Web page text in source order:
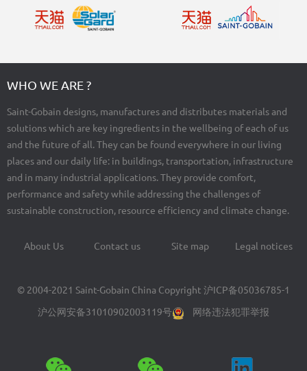
WHO WE ARE ?
Saint-Gobain designs, manufactures and distributes materials and
solutions which are key ingredients in the wellbeing of each of us
and the future of all. They can be found everywhere in our living
places and our daily life: in buildings, transportation, infrastructure
and in many industrial applications. They provide comfort,
performance and safety while addressing the challenges of
sustainable construction, resource efficiency and climate change.
Footer
About Us Contact us Site map Legal notices
© 2004-2021 Saint-Gobain China Copyright 沪ICP备05036785-1
沪公网安备31010902003119号
网络违法犯罪举报